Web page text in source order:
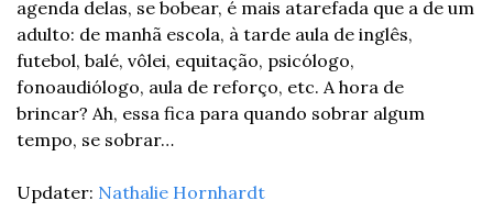
agenda delas, se bobear, é mais atarefada que a de um
adulto: de manhã escola, à tarde aula de inglês,
futebol, balé, vôlei, equitação, psicólogo,
fonoaudiólogo, aula de reforço, etc. A hora de
brincar? Ah, essa fica para quando sobrar algum
tempo, se sobrar…
Updater: Nathalie Hornhardt